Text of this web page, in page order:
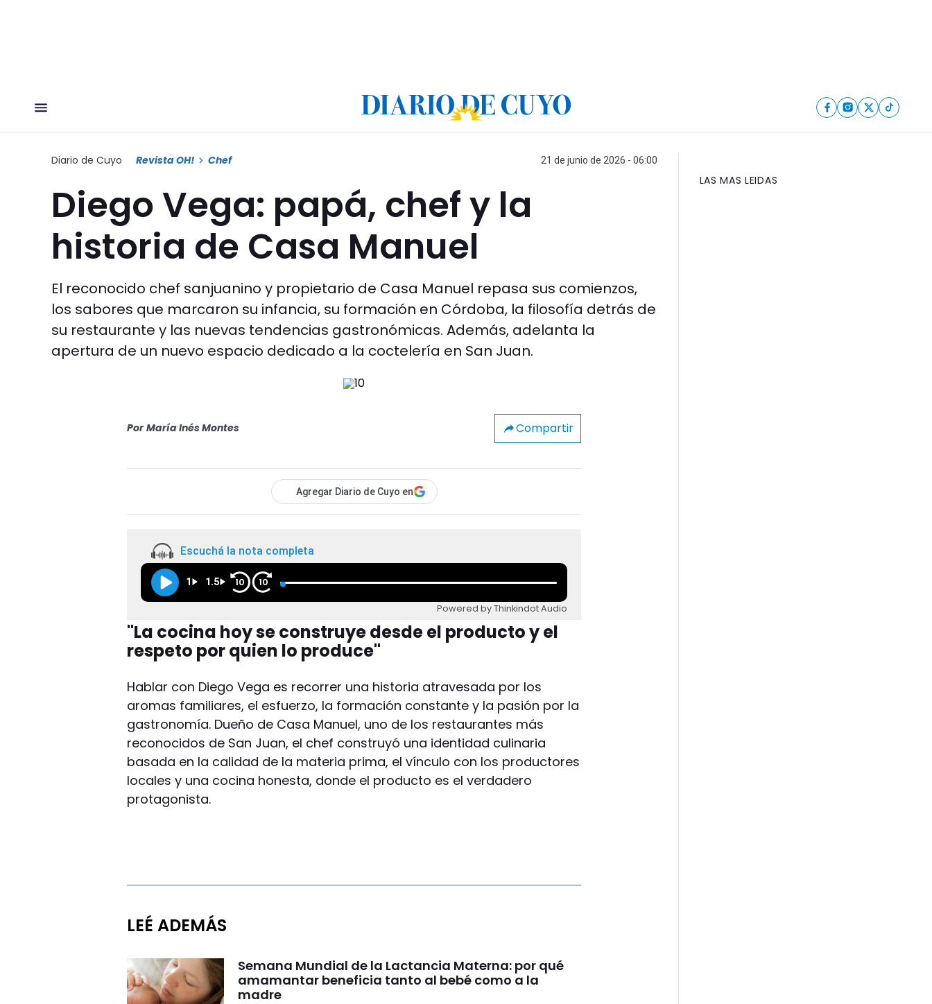
Diario de Cuyo Revista OH! Chef 21 de junio de 2026 - 06:00
Diego Vega: papá, chef y la
historia de Casa Manuel
El reconocido chef sanjuanino y propietario de Casa Manuel repasa sus comienzos,
los sabores que marcaron su infancia, su formación en Córdoba, la filosofía detrás de
su restaurante y las nuevas tendencias gastronómicas. Además, adelanta la
apertura de un nuevo espacio dedicado a la coctelería en San Juan.
Por María Inés Montes Compartir
Agregar Diario de Cuyo en
Escuchá la nota completa
1 1.5 10 10
Powered by Thinkindot Audio
"La cocina hoy se construye desde el producto y el
respeto por quien lo produce"
Hablar con Diego Vega es recorrer una historia atravesada por los
aromas familiares, el esfuerzo, la formación constante y la pasión por la
gastronomía. Dueño de Casa Manuel, uno de los restaurantes más
reconocidos de San Juan, el chef construyó una identidad culinaria
basada en la calidad de la materia prima, el vínculo con los productores
locales y una cocina honesta, donde el producto es el verdadero
protagonista.
LEÉ ADEMÁS
Semana Mundial de la Lactancia Materna: por qué
amamantar beneficia tanto al bebé como a la
madre
LAS MAS LEIDAS